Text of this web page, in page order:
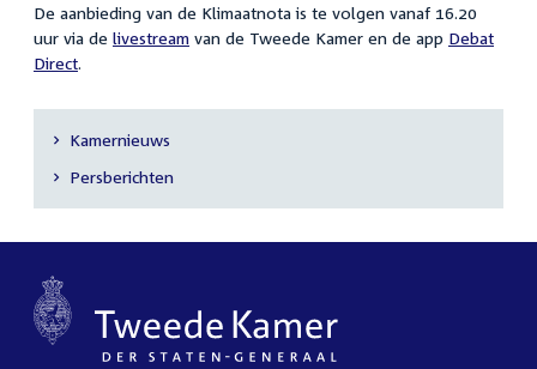
De aanbieding van de Klimaatnota is te volgen vanaf 16.20
uur via de livestream van de Tweede Kamer en de app Debat
Direct.
Secundaire
navigatie
Kamernieuws
Persberichten